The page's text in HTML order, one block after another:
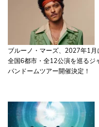
ブルーノ・マーズ、2027年1月
全国6都市・全12公演を巡るジ
パンドームツアー開催決定！